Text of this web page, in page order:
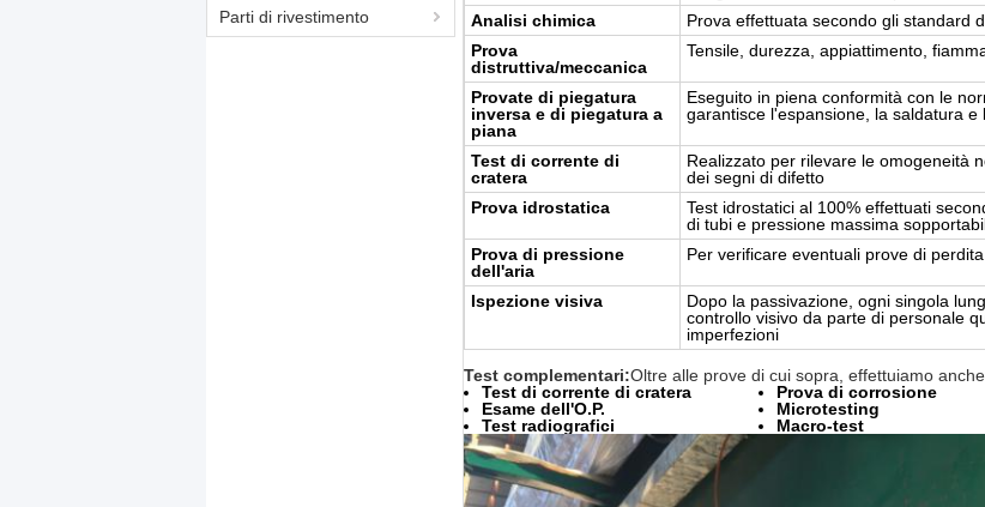
Parti di rivestimento
Analisi chimica
Prova effettuata secondo gli standard
Prova
distruttiva/meccanica
Tensile, durezza, appiattimento,
Provate di piegatura
inversa e di piegatura a
piana
Eseguito in piena conformità con le
garantisce l'espansione, la saldatura
Test di corrente di
cratera
Realizzato per rilevare le omogeneità
dei segni di difetto
Prova idrostatica
Test idrostatici al 100% effettuati
di tubi e pressione massima
Prova di pressione
dell'aria
Per verificare eventuali prove di
Ispezione visiva
Dopo la passivazione, ogni singola
controllo visivo da parte di personale
imperfezioni
Test complementari:Oltre alle prove di cui sopra, effettuiamo
Test di corrente di cratera
Esame dell'O.P.
Test radiografici
Prova di corrosione
Microtesting
Macro-test